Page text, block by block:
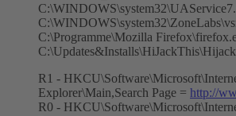
C:\Programme\Mozilla
R1 -
Explorer\Main,Search Page = http://
R0 -